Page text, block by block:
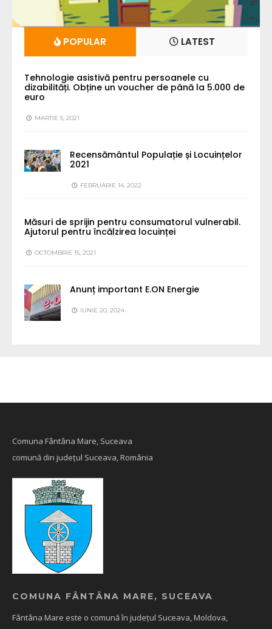
POPULAR LATEST
Tehnologie asistivă pentru persoanele cu
dizabilități. Obține un voucher de până la 5.000 de
euro
MARTIE 5, 2021
Recensământul Populație și Locuințelor
2021
FEBRUARIE 14, 2022
Măsuri de sprijin pentru consumatorul vulnerabil.
Ajutorul pentru încălzirea locuinței
OCTOMBRIE 15, 2021
Anunț important E.ON Energie
IUNIE 20, 2024
Comuna Fântâna Mare, Suceava
comună din județul Suceava, România
COMUNA FÂNTÂNA MARE, SUCEAVA
Fântâna Mare este o comună în județul Suceava, Moldova,